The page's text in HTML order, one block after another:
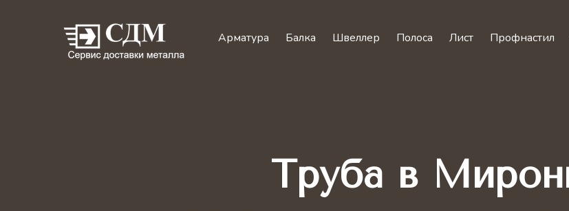
Арматура Балка Швеллер Полоса Лист Профнастил
Труба в